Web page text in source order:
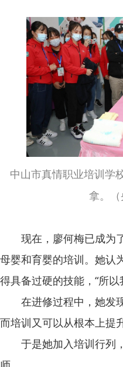
中山市真情职业培训学
拿。（
现在，廖何梅已成为
母婴和育婴的培训。她认
得具备过硬的技能，“所
在进修过程中，她发现
而培训又可以从根本上提
于是她加入培训行列